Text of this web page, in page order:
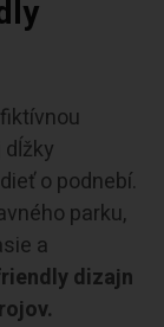
o podnebí.
parku,
a
dizajn